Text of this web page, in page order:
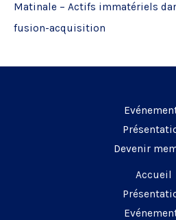
:
Matinale – Actifs immatériels
fusion-acquisition
Devenir
Accueil